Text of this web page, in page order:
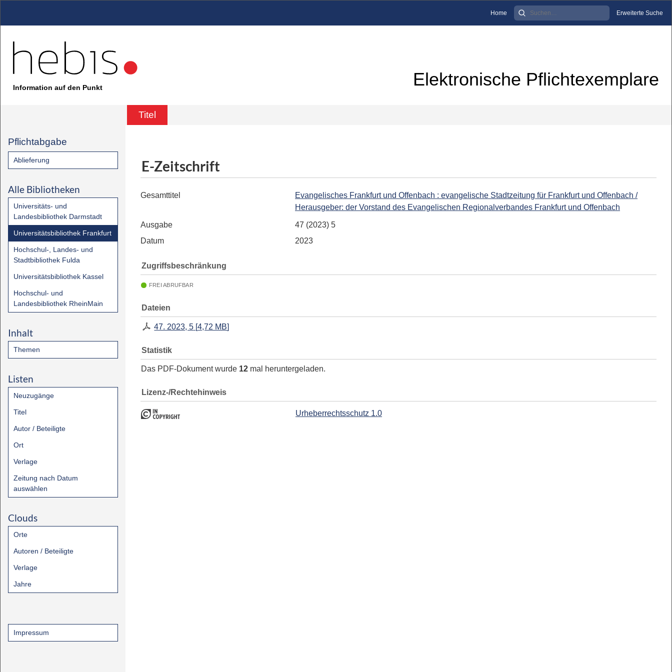
Home Erweiterte Suche
Information auf den Punkt Elektronische Pflichtexemplare
Titel
Pflichtabgabe
Ablieferung
Alle Bibliotheken
Universitäts- und
Landesbibliothek Darmstadt
Universitätsbibliothek Frankfurt
Hochschul-, Landes- und
Stadtbibliothek Fulda
Universitätsbibliothek Kassel
Hochschul- und
Landesbibliothek RheinMain
Inhalt
Themen
Listen
Neuzugänge
Titel
Autor / Beteiligte
Ort
Verlage
Zeitung nach Datum
auswählen
Clouds
Orte
Autoren / Beteiligte
Verlage
Jahre
Impressum
E-Zeitschrift
Gesamttitel
Evangelisches Frankfurt und Offenbach : evangelische Stadtzeitung für Frankfurt und Offenbach /
Herausgeber: der Vorstand des Evangelischen Regionalverbandes Frankfurt und Offenbach
Ausgabe
47 (2023) 5
Datum
2023
Zugriffsbeschränkung
FREI ABRUFBAR
Dateien
47. 2023, 5 [4,72 MB]
Statistik
Das PDF-Dokument wurde 12 mal heruntergeladen.
Lizenz-/Rechtehinweis
Urheberrechtsschutz 1.0